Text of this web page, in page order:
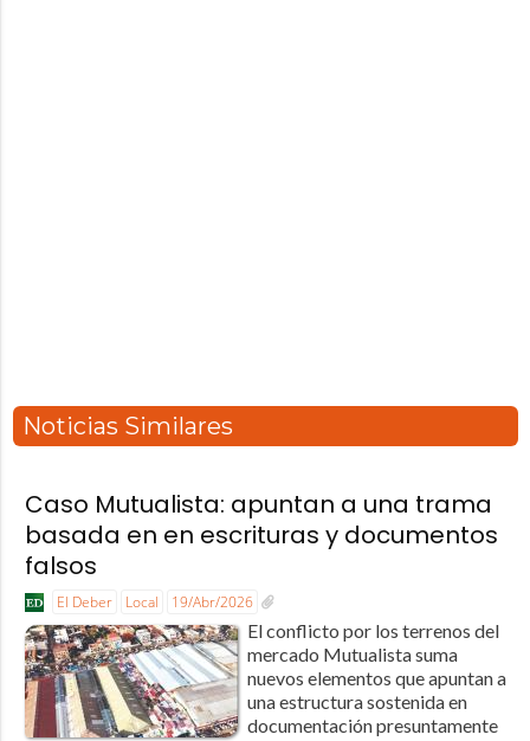
Noticias Similares
Caso Mutualista: apuntan a una trama
basada en en escrituras y documentos
falsos
El Deber Local 19/Abr/2026
El conflicto por los terrenos del
mercado Mutualista suma
nuevos elementos que apuntan a
una estructura sostenida en
documentación presuntamente